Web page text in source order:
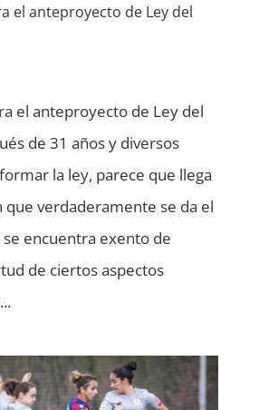
el anteproyecto de Ley del
el anteproyecto de Ley del
de 31 años y diversos
la ley, parece que llega
verdaderamente se da el
se encuentra exento de
de ciertos aspectos